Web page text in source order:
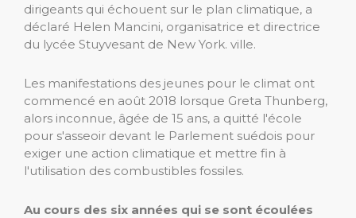
dirigeants qui échouent sur le plan climatique, a
déclaré Helen Mancini, organisatrice et directrice
du lycée Stuyvesant de New York. ville.
Les manifestations des jeunes pour le climat ont
commencé en août 2018 lorsque Greta Thunberg,
alors inconnue, âgée de 15 ans, a quitté l'école
pour s'asseoir devant le Parlement suédois pour
exiger une action climatique et mettre fin à
l'utilisation des combustibles fossiles.
Au cours des six années qui se sont écoulées